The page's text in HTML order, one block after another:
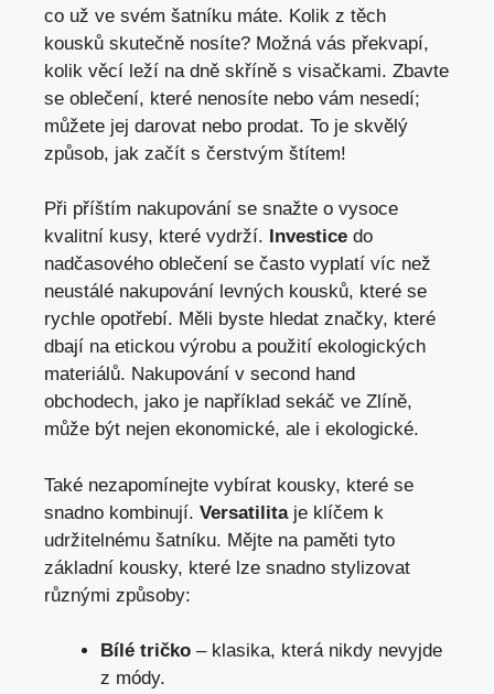
co už ve ⁣svém‍ šatníku máte. Kolik z těch‌
kousků skutečně nosíte? Možná vás překvapí,
kolik věcí‍ leží na dně skříně s visačkami. Zbavte
se oblečení, ⁤které nenosíte nebo vám nesedí;
můžete jej darovat nebo prodat. To je skvělý
‌způsob, jak ‌začít s⁢ čerstvým štítem!
Při ‌příštím ⁣nakupování se snažte o vysoce
kvalitní⁤ kusy, které vydrží. Investice do‌
nadčasového ⁢oblečení se ⁢často vyplatí ‌víc než
neustálé nakupování levných kousků, které se
rychle opotřebí. Měli byste hledat⁤ značky, které
dbají na etickou ⁤výrobu a⁤ použití ekologických
materiálů.‍ Nakupování v ‍second hand
obchodech, jako je například sekáč ve Zlíně,
může být nejen ekonomické, ale i⁤ ekologické.
Také nezapomínejte ‍vybírat kousky,⁣ které se
snadno kombinují. Versatilitaje klíčem k
udržitelnému šatníku. Mějte na paměti tyto
⁢základní ⁤kousky, které lze snadno​ stylizovat
různými způsoby:
Bílé tričko – klasika,⁢ která nikdy ​nevyjde
z módy.